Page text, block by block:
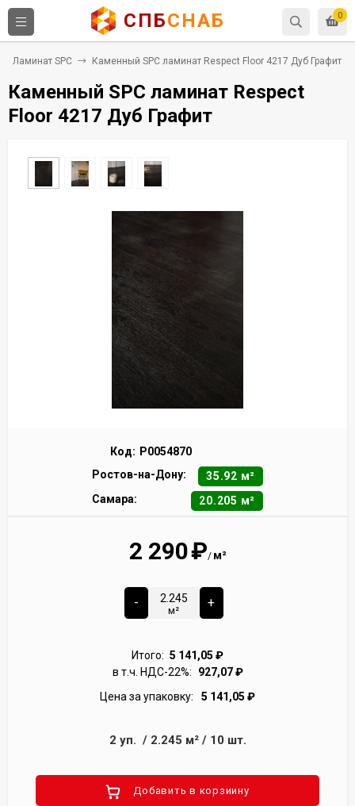
0
СПБСНАБ
Ламинат SPC Каменный SPC ламинат Respect Floor 4217 Дуб Графит
Каменный SPC ламинат Respect
Floor 4217 Дуб Графит
Код: Р0054870
Ростов-на-Дону:
35.92 м²
Самара:
20.205 м²
2 290₽/ м²
-
м²
+
Итого: 5 141,05 ₽
в т.ч. НДС-22%:
927,07₽
Цена за упаковку:
5 141,05 ₽
2 уп. / 2.245 м²/ 10 шт.
Добавить в корзиину